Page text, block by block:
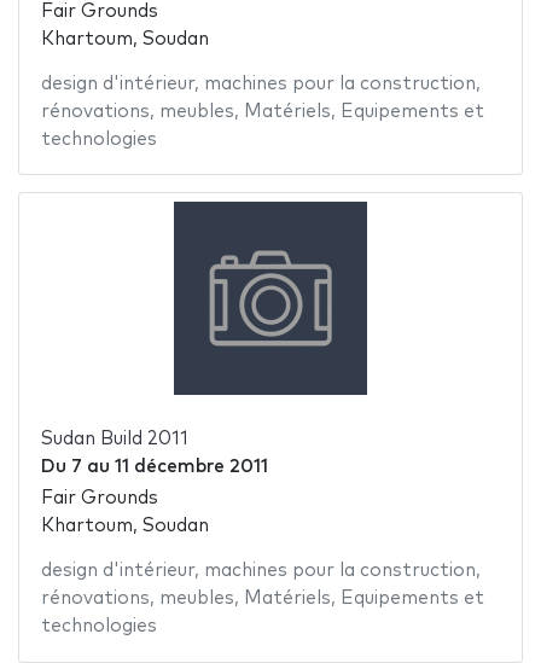
Fair Grounds
Khartoum, Soudan
design d'intérieur, machines pour la construction,
rénovations, meubles, Matériels, Equipements et
technologies
Sudan Build 2011
Du 7 au 11 décembre 2011
Fair Grounds
Khartoum, Soudan
design d'intérieur, machines pour la construction,
rénovations, meubles, Matériels, Equipements et
technologies